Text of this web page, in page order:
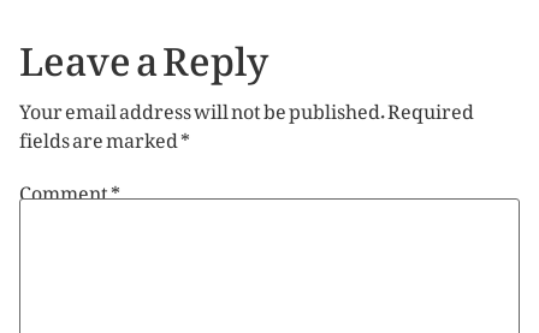
Leave a Reply
Your email address will not be published.Required
fields are marked*
Comment*